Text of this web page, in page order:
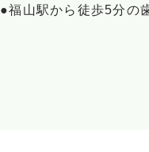
●福山駅から徒歩5分の